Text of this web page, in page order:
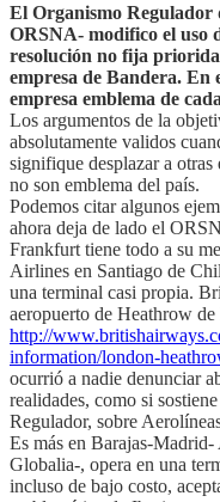
El Organismo Regulador
ORSNA- modifico el uso
resolución no fija
empresa de Bandera. En
empresa emblema de
Los argumentos de la
absolutamente validos
signifique desplazar a otras
no son emblema del país.
Podemos citar algunos
ahora deja de lado el
Frankfurt tiene todo a su
Airlines en Santiago de
una terminal casi propia.
aeropuerto de Heathrow
http://
information/london-
ocurrió a nadie denunciar
realidades, como si
Regulador, sobre
Es más en Barajas-
Globalia-, opera en una
incluso de bajo costo,